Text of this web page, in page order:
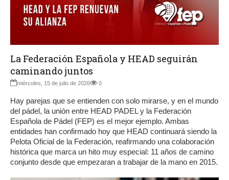
La Federación Española y HEAD seguirán
caminando juntos
miércoles, 15 de julio de 2026 0
Hay parejas que se entienden con solo mirarse, y en el mundo
del pádel, la unión entre HEAD PADEL y la Federación
Española de Pádel (FEP) es el mejor ejemplo. Ambas
entidades han confirmado hoy que HEAD continuará siendo la
Pelota Oficial de la Federación, reafirmando una colaboración
histórica que marca un hito muy especial: 11 años de camino
conjunto desde que empezaran a trabajar de la mano en 2015.